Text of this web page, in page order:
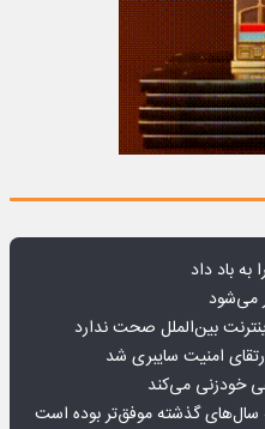
به باد داد
می‌شود
امنیت سایبری شد
خودزنی می‌کند
گذشته موفق‌تر بوده است